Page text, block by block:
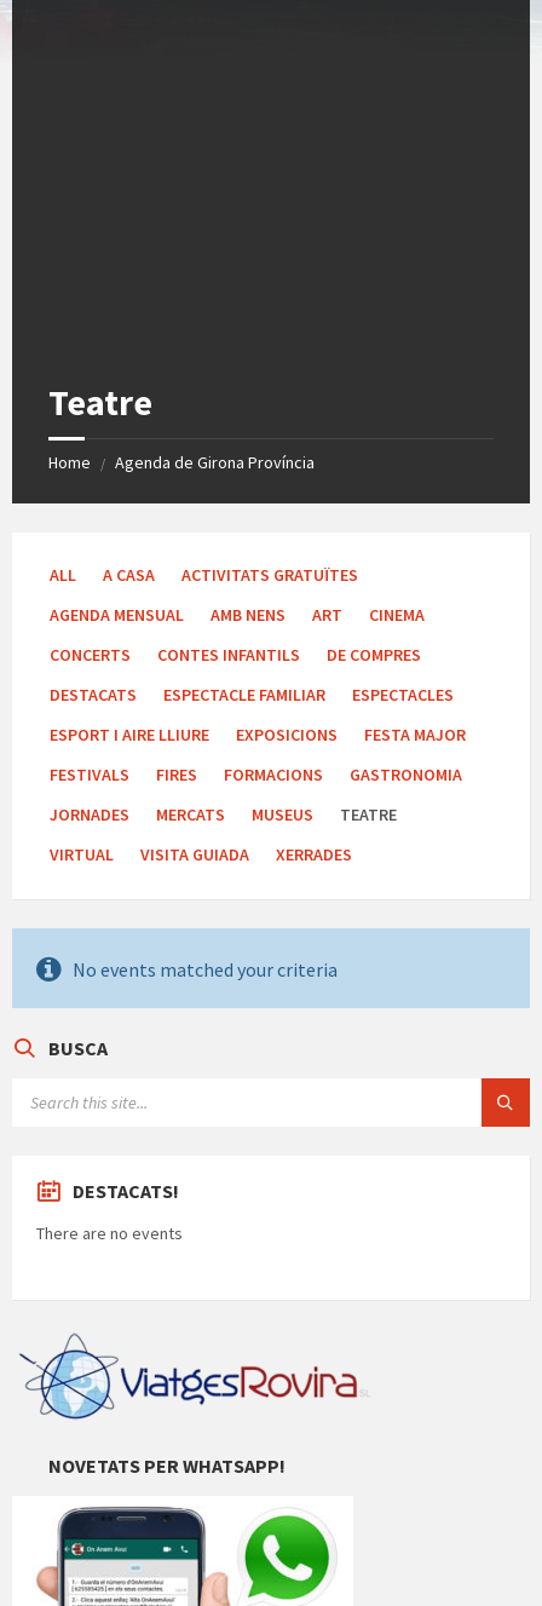
Teatre
Home / Agenda de Girona Província
ALL A CASA
ACTIVITATS GRATUÏTES
AGENDA MENSUAL
AMB NENS ART
CINEMA
CONCERTS
CONTES INFANTILS
DE COMPRES
DESTACATS
ESPECTACLE FAMILIAR
ESPECTACLES
ESPORT I AIRE LLIURE
EXPOSICIONS
FESTA MAJOR
FESTIVALS
FIRES FORMACIONS
GASTRONOMIA
JORNADES
MERCATS MUSEUS
TEATRE
VIRTUAL
VISITA GUIADA XERRADES
No events matched your criteria
BUSCA
DESTACATS!
There are no events
NOVETATS PER WHATSAPP!